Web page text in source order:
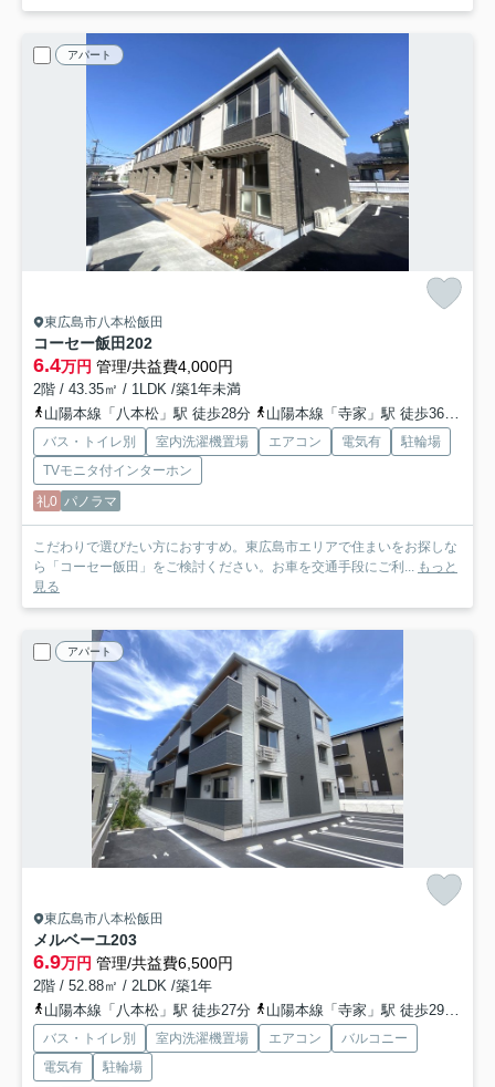
アパート
東広島市八本松飯田
コーセー飯田202
6.4万円 管理/共益費4,000円
2階 / 43.35㎡ / 1LDK /築1年未満
山陽本線「八本松」駅 徒歩28分
山陽本線「寺家」駅 徒歩36分
バス・トイレ別 室内洗濯機置場 エアコン 電気有
駐輪場
TVモニタ付インターホン
礼0 パノラマ
こだわりで選びたい方におすすめ。東広島市エリアで住まいをお探しな
ら「コーセー飯田」をご検討ください。お車を交通手段にご利... もっと
見る
アパート
東広島市八本松飯田
メルベーユ203
6.9万円 管理/共益費6,500円
2階 / 52.88㎡ / 2LDK /築1年
山陽本線「八本松」駅 徒歩27分
山陽本線「寺家」駅 徒歩29分
バス・トイレ別 室内洗濯機置場 エアコン
バルコニー
電気有
駐輪場